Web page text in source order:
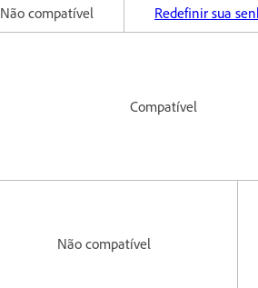
Não compatível Redefinir sua
Compatível
Não compatível